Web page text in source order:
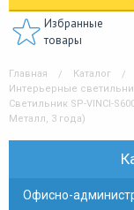
Избранные
товары
Главная Каталог
Интерьерные
Светильник SP-VINCI-
Металл, 3 года)
Офисно-